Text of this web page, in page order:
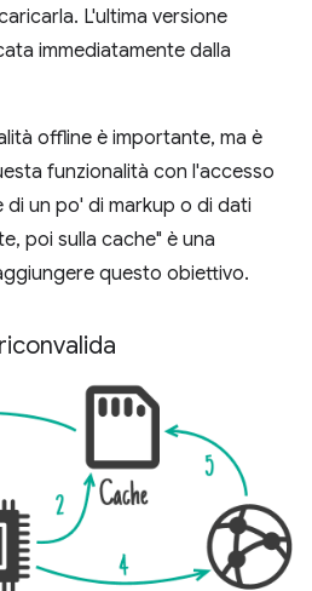
L'ultima versione
immediatamente dalla
offline è importante, ma è
funzionalità con l'accesso
di un po' di markup o di dati
poi sulla cache" è una
questo obiettivo.